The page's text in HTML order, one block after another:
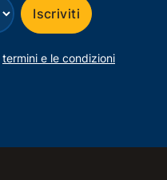
Iscriviti
termini e le condizioni